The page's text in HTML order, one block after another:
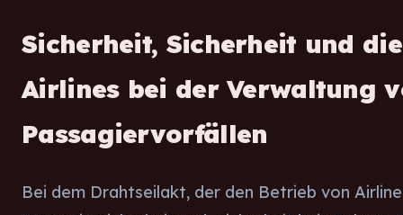
Sicherheit, Sicherheit und
Airlines bei der Verwaltung
Passagiervorfällen
Bei dem Drahtseilakt, der den Betrieb von